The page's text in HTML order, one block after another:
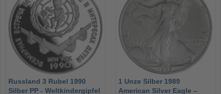
Russland 3 Rubel 1990
Silber PP - Weltkindergipfel
1 Unze Silber 1989
American Silver Eagle –